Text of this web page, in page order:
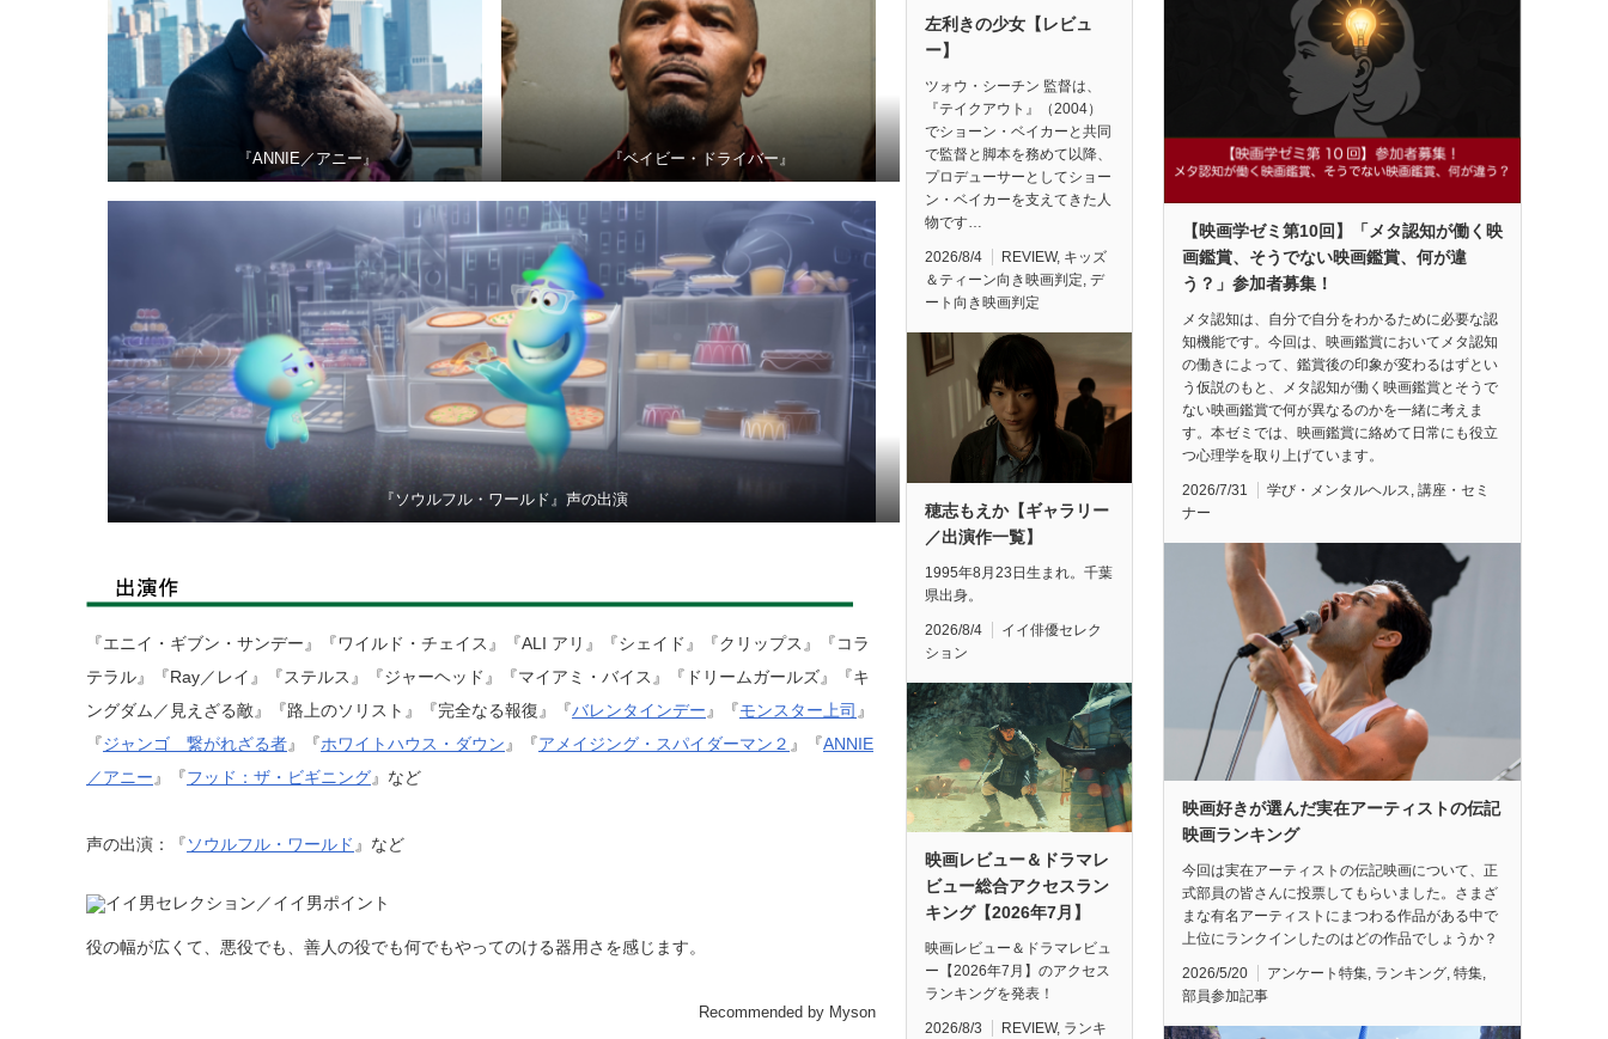
『ANNIE／アニー』 『ベイビー・ドライバー』
『ソウルフル・ワールド』声の出演
『エニイ・ギブン・サンデー』『ワイルド・チェイス』『ALI アリ』『シェイド』『クリップス』『コラ
テラル』『Ray／レイ』『ステルス』『ジャーヘッド』『マイアミ・バイス』『ドリームガールズ』『キ
ングダム／見えざる敵』『路上のソリスト』『完全なる報復』『バレンタインデー 』『モンスター上司 』
『ジャンゴ 繋がれざる者』『ホワイトハウス・ダウン 』『アメイジング・スパイダーマン２ 』『ANNIE
／アニー 』『フッド：ザ・ビギニング』など
声の出演：『ソウルフル・ワールド 』など
役の幅が広くて、悪役でも、善人の役でも何でもやってのける器用さを感じます。
Recommended by Myson
左利きの少女【レビュ
ー】
ツォウ・シーチン 監督は、
『テイクアウト』（2004）
でショーン・ベイカーと共同
で監督と脚本を務めて以降、
プロデューサーとしてショー
ン・ベイカーを支えてきた人
物です…
2026/8/4 REVIEW, キッズ
＆ティーン向き映画判定, デ
ート向き映画判定
穂志もえか【ギャラリー
／出演作一覧】
1995年8月23日生まれ。千葉
県出身。
2026/8/4
イイ俳優セレク
ション
映画レビュー＆ドラマレ
ビュー総合アクセスラン
キング【2026年7月】
映画レビュー＆ドラマレビュ
ー【2026年7月】のアクセス
ランキングを発表！
2026/8/3 REVIEW, ランキ
【映画学ゼミ第10回】「メタ認知が働く映
画鑑賞、そうでない映画鑑賞、何が違
う？」参加者募集！
メタ認知は、自分で自分をわかるために必要な認
知機能です。今回は、映画鑑賞においてメタ認知
の働きによって、鑑賞後の印象が変わるはずとい
う仮説のもと、メタ認知が働く映画鑑賞とそうで
ない映画鑑賞で何が異なるのかを一緒に考えま
す。本ゼミでは、映画鑑賞に絡めて日常にも役立
つ心理学を取り上げています。
2026/7/31 学び・メンタルヘルス, 講座・セミ
ナー
映画好きが選んだ実在アーティストの伝記
映画ランキング
今回は実在アーティストの伝記映画について、正
式部員の皆さんに投票してもらいました。さまざ
まな有名アーティストにまつわる作品がある中で
上位にランクインしたのはどの作品でしょうか？
2026/5/20 アンケート特集, ランキング, 特集,
部員参加記事